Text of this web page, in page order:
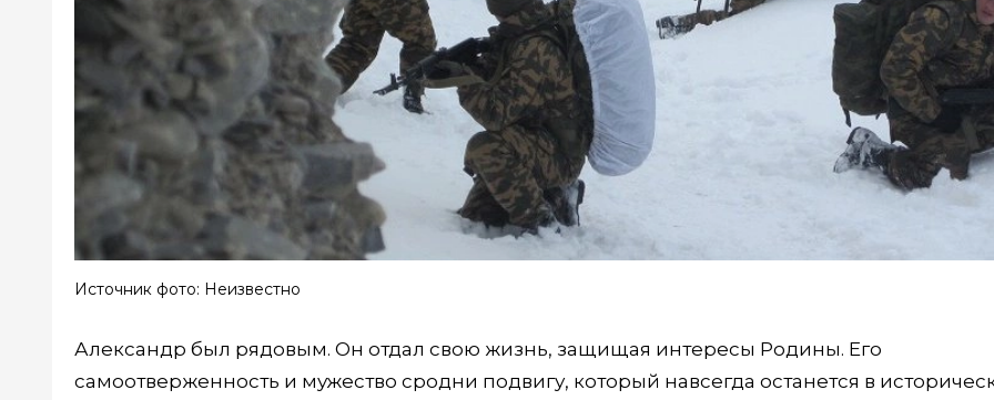
Источник фото: Неизвестно
Александр был рядовым. Он отдал свою жизнь, защищая интересы Родины. Его
самоотверженность и мужество сродни подвигу, который навсегда останется в